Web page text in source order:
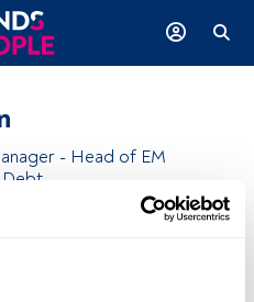
- Head of EM